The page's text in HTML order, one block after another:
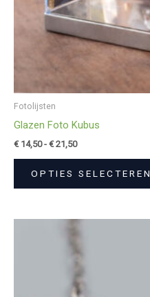
Fotolijsten
Glazen Foto Kubus
€14,50 - €21,50
OPTIES SELECTEREN